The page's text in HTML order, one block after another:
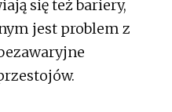
się też bariery,
jest problem z